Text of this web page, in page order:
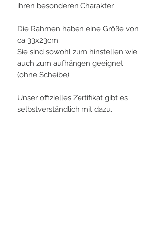
ihren besonderen Charakter.
Die Rahmen haben eine Größe von
ca 33x23cm
Sie sind sowohl zum hinstellen wie
auch zum aufhängen geeignet
(ohne Scheibe)
Unser offizielles Zertifikat gibt es
selbstverständlich mit dazu.